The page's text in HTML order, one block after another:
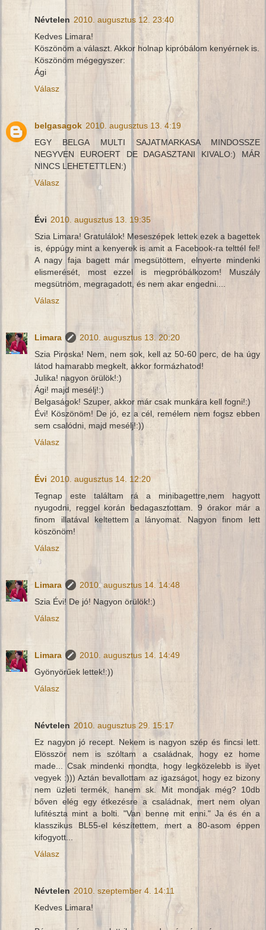
Névtelen 2010. augusztus 12. 23:40
Kedves Limara!
Köszönöm a választ. Akkor holnap kipróbálom kenyérnek is.
Köszönöm mégegyszer:
Ági
Válasz
belgasagok 2010. augusztus 13. 4:19
EGY BELGA MULTI SAJATMARKASA MINDOSSZE
NEGYVEN EUROERT DE DAGASZTANI KIVALO:) MÁR
NINCS LEHETETTLEN:)
Válasz
Évi 2010. augusztus 13. 19:35
Szia Limara! Gratulálok! Meseszépek lettek ezek a bagettek
is, éppúgy mint a kenyerek is amit a Facebook-ra telttél fel!
A nagy faja bagett már megsütöttem, elnyerte mindenki
elismerését, most ezzel is megpróbálkozom! Muszály
megsütnöm, megragadott, és nem akar engedni....
Válasz
Limara
2010. augusztus 13. 20:20
Szia Piroska! Nem, nem sok, kell az 50-60 perc, de ha úgy
látod hamarabb megkelt, akkor formázhatod!
Julika! nagyon örülök!:)
Ági! majd mesélj!:)
Belgaságok! Szuper, akkor már csak munkára kell fogni!:)
Évi! Köszönöm! De jó, ez a cél, remélem nem fogsz ebben
sem csalódni, majd mesélj!:))
Válasz
Évi 2010. augusztus 14. 12:20
Tegnap este találtam rá a minibagettre,nem hagyott
nyugodni, reggel korán bedagasztottam. 9 órakor már a
finom illatával keltettem a lányomat. Nagyon finom lett
köszönöm!
Válasz
Limara
2010. augusztus 14. 14:48
Szia Évi! De jó! Nagyon örülök!:)
Válasz
Limara
2010. augusztus 14. 14:49
Gyönyörűek lettek!:))
Válasz
Névtelen 2010. augusztus 29. 15:17
Ez nagyon jó recept. Nekem is nagyon szép és fincsi lett.
Elösször nem is szóltam a családnak, hogy ez home
made... Csak mindenki mondta, hogy legközelebb is ilyet
vegyek :))) Aztán bevallottam az igazságot, hogy ez bizony
nem üzleti termék, hanem sk. Mit mondjak még? 10db
bőven elég egy étkezésre a családnak, mert nem olyan
lufitészta mint a bolti. "Van benne mit enni." Ja és én a
klasszikus BL55-el készítettem, mert a 80-asom éppen
kifogyott...
Válasz
Névtelen 2010. szeptember 4. 14:11
Kedves Limara!